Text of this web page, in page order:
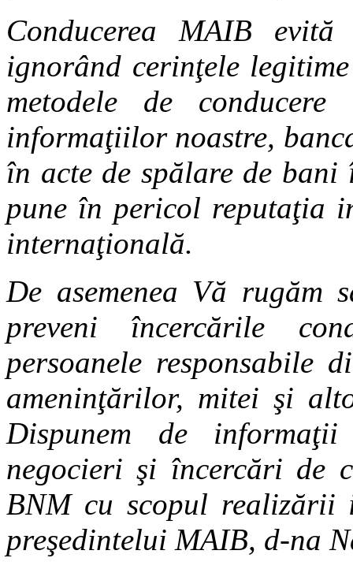
Conducerea MAIB
ignorând cerinţele
metodele de
informaţiilor noastre,
în acte de spălare de
pune în pericol reputaţia
internaţională.
De asemenea Vă rugăm
preveni încercările
persoanele responsabile
ameninţărilor, mitei şi
Dispunem de
negocieri şi încercări de
BNM cu scopul realizării
preşedintelui MAIB, d-na